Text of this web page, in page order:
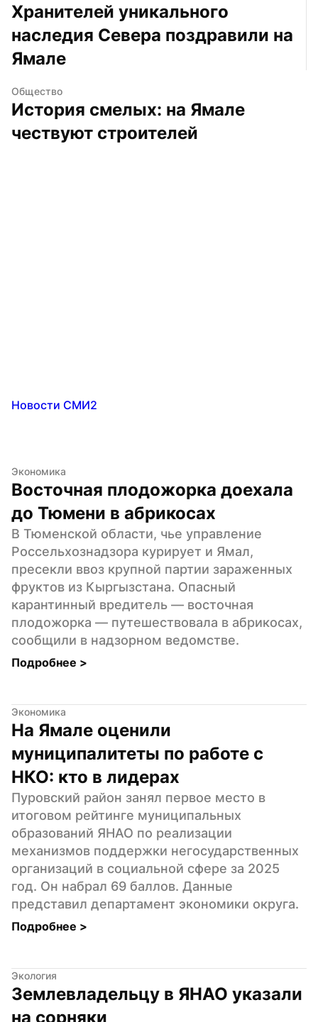
Хранителей уникального
наследия Севера поздравили на
Ямале
Общество
История смелых: на Ямале
чествуют строителей
Новости СМИ2
Экономика
Восточная плодожорка доехала
до Тюмени в абрикосах
В Тюменской области, чье управление
Россельхознадзора курирует и Ямал,
пресекли ввоз крупной партии зараженных
фруктов из Кыргызстана. Опасный
карантинный вредитель — восточная
плодожорка — путешествовала в абрикосах,
сообщили в надзорном ведомстве.
Подробнее >
Экономика
На Ямале оценили
муниципалитеты по работе с
НКО: кто в лидерах
Пуровский район занял первое место в
итоговом рейтинге муниципальных
образований ЯНАО по реализации
механизмов поддержки негосударственных
организаций в социальной сфере за 2025
год. Он набрал 69 баллов. Данные
представил департамент экономики округа.
Подробнее >
Экология
Землевладельцу в ЯНАО указали
на сорняки